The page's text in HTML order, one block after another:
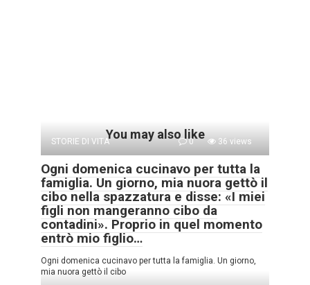
You may also like
STORIE DI VITA 0 36 views
Ogni domenica cucinavo per tutta la
famiglia. Un giorno, mia nuora gettò il
cibo nella spazzatura e disse: «I miei
figli non mangeranno cibo da
contadini». Proprio in quel momento
entrò mio figlio…
Ogni domenica cucinavo per tutta la famiglia. Un giorno,
mia nuora gettò il cibo